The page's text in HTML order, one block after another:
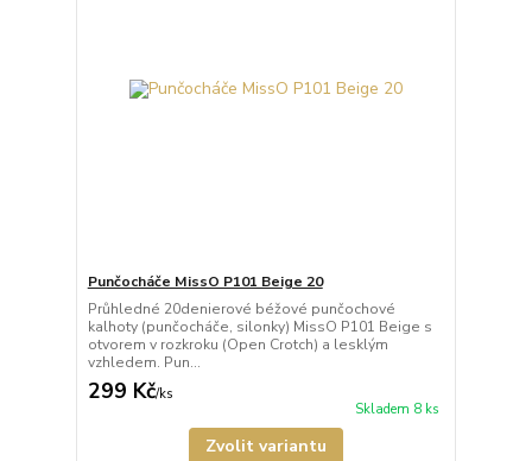
Punčocháče MissO P101 Beige 20
Průhledné 20denierové béžové punčochové
kalhoty (punčocháče, silonky) MissO P101 Beige s
otvorem v rozkroku (Open Crotch) a lesklým
vzhledem. Pun...
299 Kč/ks
Skladem 8 ks
Zvolit variantu